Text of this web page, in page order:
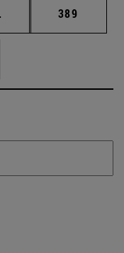
Páginas intermedias
Página
389